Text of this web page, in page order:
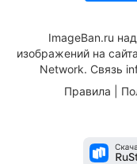
ImageBan.ru
изображений на
Network. Связь
Правила